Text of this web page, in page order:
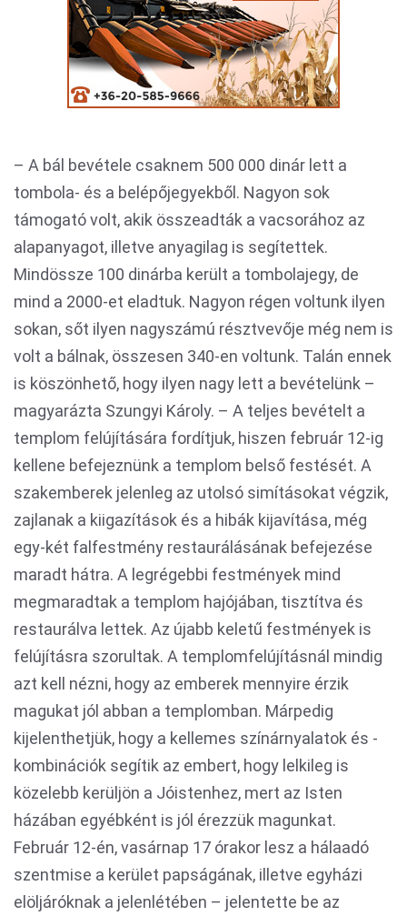
– A bál bevétele csaknem 500 000 dinár lett a
tombola- és a belépőjegyekből. Nagyon sok
támogató volt, akik összeadták a vacsorához az
alapanyagot, illetve anyagilag is segítettek.
Mindössze 100 dinárba került a tombolajegy, de
mind a 2000-et eladtuk. Nagyon régen voltunk ilyen
sokan, sőt ilyen nagyszámú résztvevője még nem is
volt a bálnak, összesen 340-en voltunk. Talán ennek
is köszönhető, hogy ilyen nagy lett a bevételünk –
magyarázta Szungyi Károly. – A teljes bevételt a
templom felújítására fordítjuk, hiszen február 12-ig
kellene befejeznünk a templom belső festését. A
szakemberek jelenleg az utolsó simításokat végzik,
zajlanak a kiigazítások és a hibák kijavítása, még
egy-két falfestmény restaurálásának befejezése
maradt hátra. A legrégebbi festmények mind
megmaradtak a templom hajójában, tisztítva és
restaurálva lettek. Az újabb keletű festmények is
felújításra szorultak. A templomfelújításnál mindig
azt kell nézni, hogy az emberek mennyire érzik
magukat jól abban a templomban. Márpedig
kijelenthetjük, hogy a kellemes színárnyalatok és -
kombinációk segítik az embert, hogy lelkileg is
közelebb kerüljön a Jóistenhez, mert az Isten
házában egyébként is jól érezzük magunkat.
Február 12-én, vasárnap 17 órakor lesz a hálaadó
szentmise a kerület papságának, illetve egyházi
elöljáróknak a jelenlétében – jelentette be az